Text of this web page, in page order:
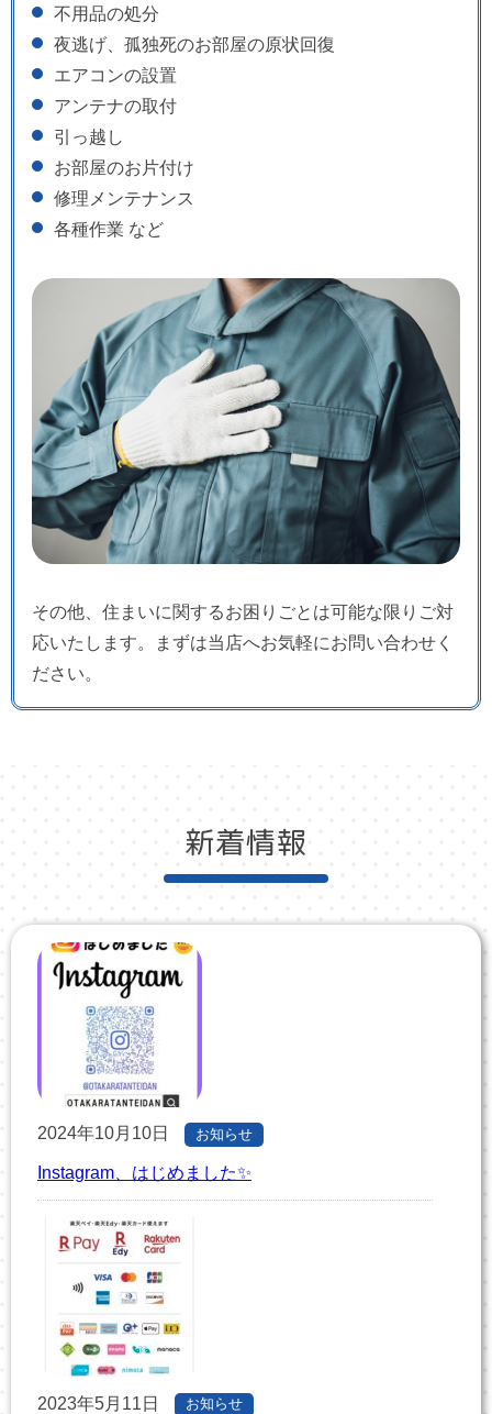
不用品の処分
夜逃げ、孤独死のお部屋の原状回復
エアコンの設置
アンテナの取付
引っ越し
お部屋のお片付け
修理メンテナンス
各種作業 など
その他、住まいに関するお困りごとは可能な限りご対
応いたします。まずは当店へお気軽にお問い合わせく
ださい。
新着情報
2024年10月10日 お知らせ
Instagram、はじめました✨
2023年5月11日 お知らせ